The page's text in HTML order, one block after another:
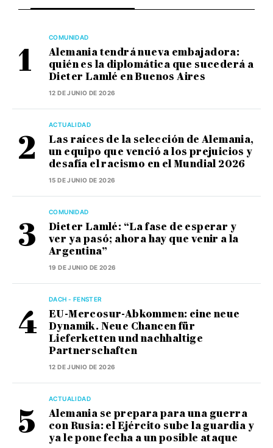
COMUNIDAD
Alemania tendrá nueva embajadora:
quién es la diplomática que sucederá a
Dieter Lamlé en Buenos Aires
12 DE JUNIO DE 2026
ACTUALIDAD
Las raíces de la selección de Alemania,
un equipo que venció a los prejuicios y
desafía el racismo en el Mundial 2026
15 DE JUNIO DE 2026
COMUNIDAD
Dieter Lamlé: “La fase de esperar y
ver ya pasó; ahora hay que venir a la
Argentina”
19 DE JUNIO DE 2026
DACH - FENSTER
EU-Mercosur-Abkommen: eine neue
Dynamik. Neue Chancen für
Lieferketten und nachhaltige
Partnerschaften
12 DE JUNIO DE 2026
ACTUALIDAD
Alemania se prepara para una guerra
con Rusia: el Ejército sube la guardia y
ya le pone fecha a un posible ataque